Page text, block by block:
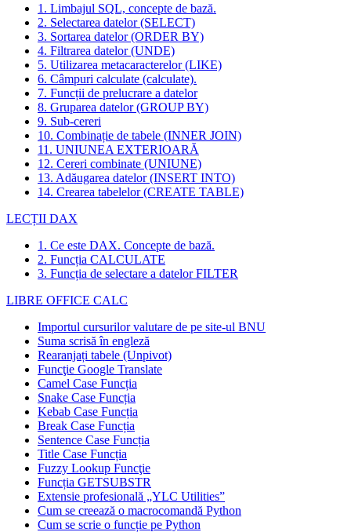
1. Limbajul SQL, concepte de bază.
2. Selectarea datelor (SELECT)
3. Sortarea datelor (ORDER BY)
4. Filtrarea datelor (UNDE)
5. Utilizarea metacaracterelor (LIKE)
6. Câmpuri calculate (calculate).
7. Funcții de prelucrare a datelor
8. Gruparea datelor (GROUP BY)
9. Sub-cereri
10. Combinație de tabele (INNER JOIN)
11. UNIUNEA EXTERIOARĂ
12. Cereri combinate (UNIUNE)
13. Adăugarea datelor (INSERT INTO)
14. Crearea tabelelor (CREATE TABLE)
LECȚII DAX
1. Ce este DAX. Concepte de bază.
2. Funcția CALCULATE
3. Funcția de selectare a datelor FILTER
LIBRE OFFICE CALC
Importul cursurilor valutare de pe site-ul BNU
Suma scrisă în engleză
Rearanjați tabele (Unpivot)
Funcţie Google Translate
Camel Case Funcția
Snake Case Funcția
Kebab Case Funcția
Break Case Funcția
Sentence Case Funcția
Title Case Funcția
Fuzzy Lookup Funcţie
Funcția GETSUBSTR
Extensie profesională „YLC Utilities”
Cum se creează o macrocomandă Python
Cum se scrie o funcție pe Python